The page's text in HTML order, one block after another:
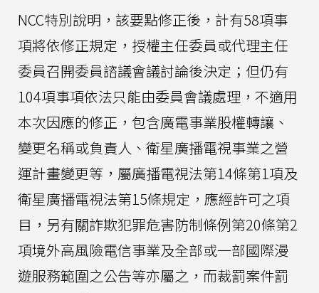
NCC特別說明，該要點修正後，計有58項事
項將依修正規定，授權主任委員或代理主任
委員召開委員諮議會議討論後決定；但仍有
104項事項依法只能由委員會議處理，不適用
本次因應的修正，包含廣電事業股權轉讓、
變更名稱或負責人、衛星廣播電視事業之營
運計畫變更等，屬廣播電視法第14條第1項及
衛星廣播電視法第15條規定，應經許可之項
目，另有關詐欺犯罪危害防制條例第20條第2
項境外高風險電信事業及全部或一部國際漫
遊服務範圍之公告等亦屬之，而裁罰案件罰